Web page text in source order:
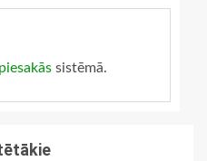
sistēmā.